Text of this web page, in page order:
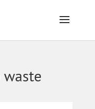
waste